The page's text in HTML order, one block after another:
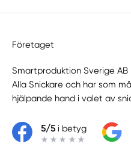
Företaget
Smartproduktion Sverige
Alla Snickare och har som
hjälpande hand i valet av
5/5i betyg